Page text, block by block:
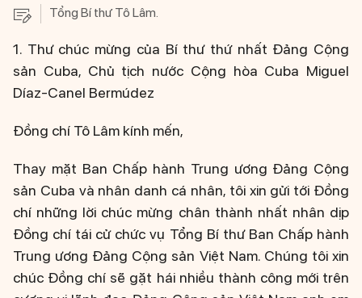
Tổng Bí thư Tô Lâm.
1. Thư chúc mừng của Bí thư thứ nhất Đảng Cộng
sản Cuba, Chủ tịch nước Cộng hòa Cuba Miguel
Díaz-Canel Bermúdez
Đồng chí Tô Lâm kính mến,
Thay mặt Ban Chấp hành Trung ương Đảng Cộng
sản Cuba và nhân danh cá nhân, tôi xin gửi tới Đồng
chí những lời chúc mừng chân thành nhất nhân dịp
Đồng chí tái cử chức vụ Tổng Bí thư Ban Chấp hành
Trung ương Đảng Cộng sản Việt Nam. Chúng tôi xin
chúc Đồng chí sẽ gặt hái nhiều thành công mới trên